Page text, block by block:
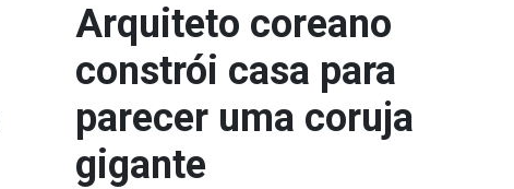
Arquiteto coreano
constrói casa para
parecer uma coruja
gigante